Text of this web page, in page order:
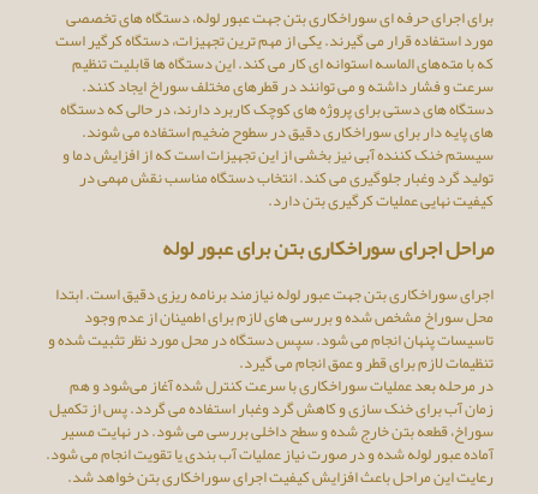
برای اجرای حرفه ‌ای سوراخکاری بتن جهت عبور لوله، دستگاه‌ های تخصصی
مورد استفاده قرار می ‌گیرند. یکی از مهم ‌ترین تجهیزات، دستگاه کرگیر است
که با مته‌های الماسه استوانه‌ ای کار می ‌کند. این دستگاه‌ ها قابلیت تنظیم
سرعت و فشار داشته و می ‌توانند در قطرهای مختلف سوراخ ایجاد کنند.
دستگاه ‌های دستی برای پروژه‌ های کوچک کاربرد دارند، در حالی که دستگاه‌
های پایه‌ دار برای سوراخکاری دقیق در سطوح ضخیم استفاده می ‌شوند.
سیستم خنک ‌کننده آبی نیز بخشی از این تجهیزات است که از افزایش دما و
تولید گرد وغبار جلوگیری می ‌کند. انتخاب دستگاه مناسب نقش مهمی در
کیفیت نهایی عملیات کرگیری بتن دارد.
مراحل اجرای سوراخکاری بتن برای عبور لوله
اجرای سوراخکاری بتن جهت عبور لوله نیازمند برنامه ‌ریزی دقیق است. ابتدا
محل سوراخ مشخص شده و بررسی‌ های لازم برای اطمینان از عدم وجود
تاسیسات پنهان انجام می ‌شود. سپس دستگاه در محل مورد نظر تثبیت شده و
تنظیمات لازم برای قطر و عمق انجام می ‌گیرد.
در مرحله بعد عملیات سوراخکاری با سرعت کنترل ‌شده آغاز می‌شود و هم‌
زمان آب برای خنک ‌سازی و کاهش گرد وغبار استفاده می‌ گردد. پس از تکمیل
سوراخ، قطعه بتن خارج شده و سطح داخلی بررسی می ‌شود. در نهایت مسیر
آماده عبور لوله شده و در صورت نیاز عملیات آب ‌بندی یا تقویت انجام می ‌شود.
رعایت این مراحل باعث افزایش کیفیت اجرای سوراخکاری بتن خواهد شد.